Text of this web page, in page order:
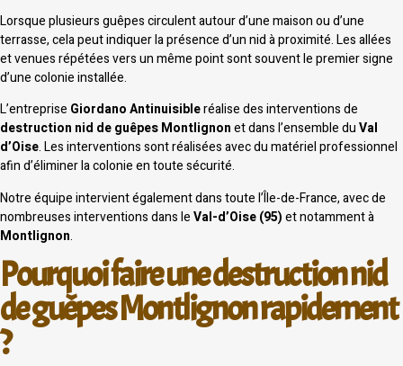
Lorsque plusieurs guêpes circulent autour d’une maison ou d’une
terrasse, cela peut indiquer la présence d’un nid à proximité. Les allées
et venues répétées vers un même point sont souvent le premier signe
d’une colonie installée.
L’entreprise Giordano Antinuisibleréalise des interventions de
destruction nid de guêpes Montlignonet dans l’ensemble duVal
d’Oise. Les interventions sont réalisées avec du matériel professionnel
afin d’éliminer la colonie en toute sécurité.
Notre équipe intervient également dans toute l’Île-de-France, avec de
nombreuses interventions dans leVal-d’Oise (95)et notamment à
Montlignon.
Pourquoi faire une destruction nid
de guêpes Montlignon rapidement
?